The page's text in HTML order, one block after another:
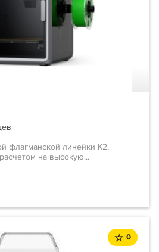
флагманской линейки K2,
на высокую...
0